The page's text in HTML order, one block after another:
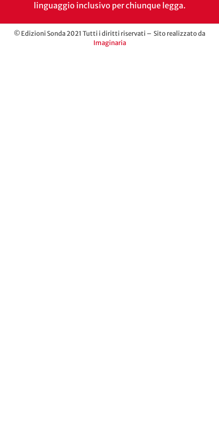
linguaggio inclusivo per chiunque legga.
© Edizioni Sonda 2021 Tutti i diritti riservati – Sito realizzato da
Imaginaria